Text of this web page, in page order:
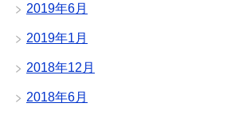
2019年6月
2019年1月
2018年12月
2018年6月